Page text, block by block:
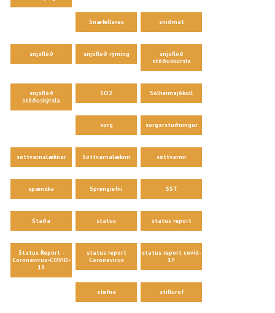
Snæfellsnes sniðmát
snjóflóð snjóflóð rýming
snjóflóð
stöðuskúrsla
snjóflóð
stöðuskýrsla
SO2 Sólheimajökull
sorg sorgarstuðningur
sóttvarnalæknar Sóttvarnalæknir sóttvarnir
spænska Sprengiefni SST
Staða status status report
Status Report -
Coronavirus-COVID-
19
status report
Coronavirus
status report covid-
19
stefna stíflurof